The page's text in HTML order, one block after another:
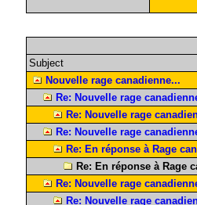
Subject
Nouvelle rage canadienne...
Re: Nouvelle rage
Re: Nouvelle rage
Re: Nouvelle rage
Re: En réponse à Rage
Re: En réponse à Rage
Re: Nouvelle rage
Re: Nouvelle rage